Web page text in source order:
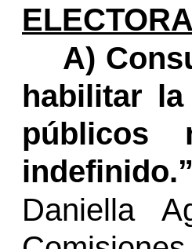
A)
habilitar
públicos
Daniella